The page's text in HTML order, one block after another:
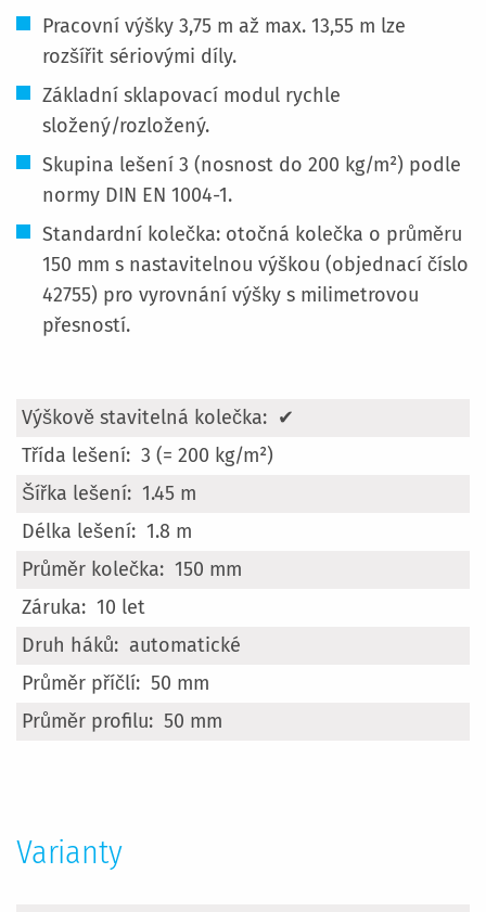
Pracovní výšky 3,75 m až max. 13,55 m lze
rozšířit sériovými díly.
Základní sklapovací modul rychle
složený/rozložený.
Skupina lešení 3 (nosnost do 200 kg/m²) podle
normy DIN EN 1004-1.
Standardní kolečka: otočná kolečka o průměru
150 mm s nastavitelnou výškou (objednací číslo
42755) pro vyrovnání výšky s milimetrovou
přesností.
Více
informací
✔
3 (= 200 kg/m²)
1.45 m
1.8 m
150 mm
10 let
automatické
50 mm
50 mm
Varianty